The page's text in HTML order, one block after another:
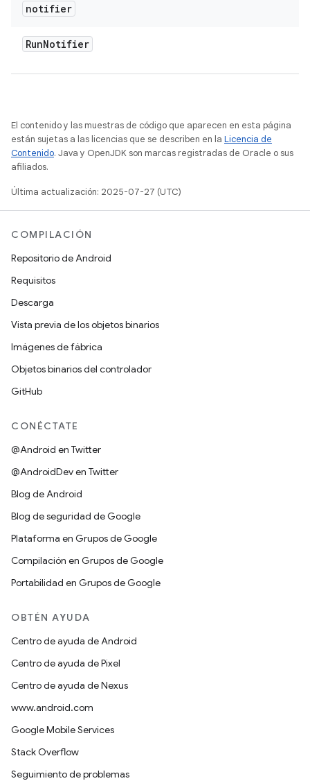
notifier
RunNotifier
El contenido y las muestras de código que aparecen en esta página
están sujetas a las licencias que se describen en la Licencia de
Contenido. Java y OpenJDK son marcas registradas de Oracle o sus
afiliados.
Última actualización: 2025-07-27 (UTC)
COMPILACIÓN
Repositorio de Android
Requisitos
Descarga
Vista previa de los objetos binarios
Imágenes de fábrica
Objetos binarios del controlador
GitHub
CONÉCTATE
@Android en Twitter
@AndroidDev en Twitter
Blog de Android
Blog de seguridad de Google
Plataforma en Grupos de Google
Compilación en Grupos de Google
Portabilidad en Grupos de Google
OBTÉN AYUDA
Centro de ayuda de Android
Centro de ayuda de Pixel
Centro de ayuda de Nexus
www.android.com
Google Mobile Services
Stack Overflow
Seguimiento de problemas